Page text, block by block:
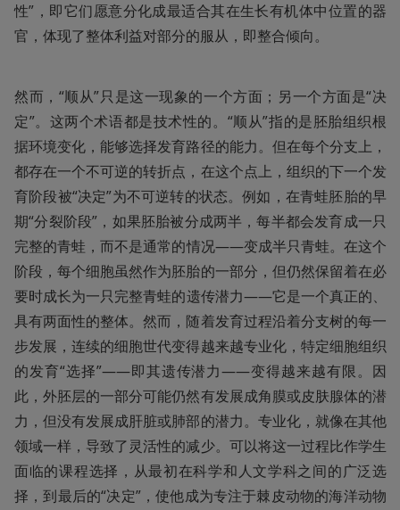
性”，即它们愿意分化成最适合其在生长有机体中位置的器
官，体现了整体利益对部分的服从，即整合倾向。
然而，“顺从”只是这一现象的一个方面；另一个方面是“决
定”。这两个术语都是技术性的。“顺从”指的是胚胎组织根
据环境变化，能够选择发育路径的能力。但在每个分支上，
都存在一个不可逆的转折点，在这个点上，组织的下一个发
育阶段被“决定”为不可逆转的状态。例如，在青蛙胚胎的早
期“分裂阶段”，如果胚胎被分成两半，每半都会发育成一只
完整的青蛙，而不是通常的情况——变成半只青蛙。在这个
阶段，每个细胞虽然作为胚胎的一部分，但仍然保留着在必
要时成长为一只完整青蛙的遗传潜力——它是一个真正的、
具有两面性的整体。然而，随着发育过程沿着分支树的每一
步发展，连续的细胞世代变得越来越专业化，特定细胞组织
的发育“选择”——即其遗传潜力——变得越来越有限。因
此，外胚层的一部分可能仍然有发展成角膜或皮肤腺体的潜
力，但没有发展成肝脏或肺部的潜力。专业化，就像在其他
领域一样，导致了灵活性的减少。可以将这一过程比作学生
面临的课程选择，从最初在科学和人文学科之间的广泛选
择，到最后的“决定”，使他成为专注于棘皮动物的海洋动物